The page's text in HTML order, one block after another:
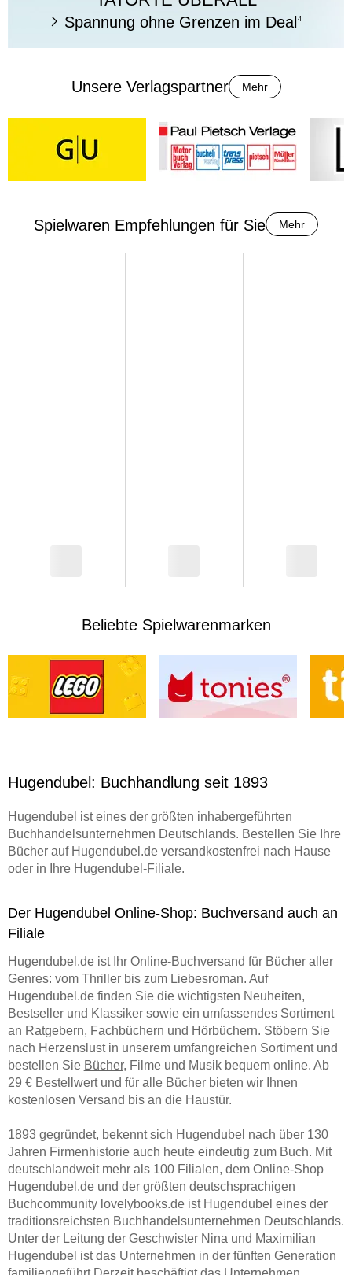
Spannung ohne Grenzen im Deal 4
Unsere Verlagspartner Mehr
Spielwaren Empfehlungen für Sie Mehr
Beliebte Spielwarenmarken
Hugendubel: Buchhandlung seit 1893
Hugendubel ist eines der größten inhabergeführten
Buchhandelsunternehmen Deutschlands. Bestellen Sie Ihre
Bücher auf Hugendubel.de versandkostenfrei nach Hause
oder in Ihre Hugendubel-Filiale.
Der Hugendubel Online-Shop: Buchversand auch an
Filiale
Hugendubel.de ist Ihr Online-Buchversand für Bücher aller
Genres: vom Thriller bis zum Liebesroman. Auf
Hugendubel.de finden Sie die wichtigsten Neuheiten,
Bestseller und Klassiker sowie ein umfassendes Sortiment
an Ratgebern, Fachbüchern und Hörbüchern. Stöbern Sie
nach Herzenslust in unserem umfangreichen Sortiment und
bestellen Sie Bücher, Filme und Musik bequem online. Ab
29 € Bestellwert und für alle Bücher bieten wir Ihnen
kostenlosen Versand bis an die Haustür.
1893 gegründet, bekennt sich Hugendubel nach über 130
Jahren Firmenhistorie auch heute eindeutig zum Buch. Mit
deutschlandweit mehr als 100 Filialen, dem Online-Shop
Hugendubel.de und der größten deutschsprachigen
Buchcommunity lovelybooks.de ist Hugendubel eines der
traditionsreichsten Buchhandelsunternehmen Deutschlands.
Unter der Leitung der Geschwister Nina und Maximilian
Hugendubel ist das Unternehmen in der fünften Generation